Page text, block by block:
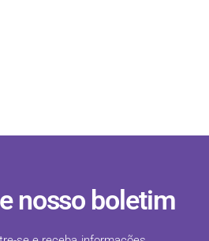
nosso boletim